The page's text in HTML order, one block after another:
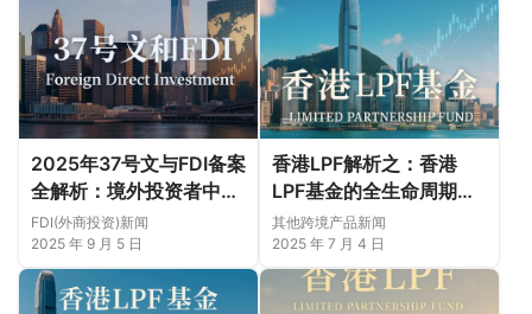
2025年37号文与FDI备案
全解析：境外投资者中国
市场合规投资双通道指南
FDI(外商投资)新闻
2025 年 9 月 5 日
香港LPF解析之：香港
LPF基金的全生命周期管
理与实务指南
其他跨境产品新闻
2025 年 7 月 4 日